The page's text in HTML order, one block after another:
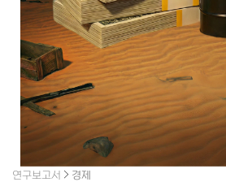
연구보고서 경제